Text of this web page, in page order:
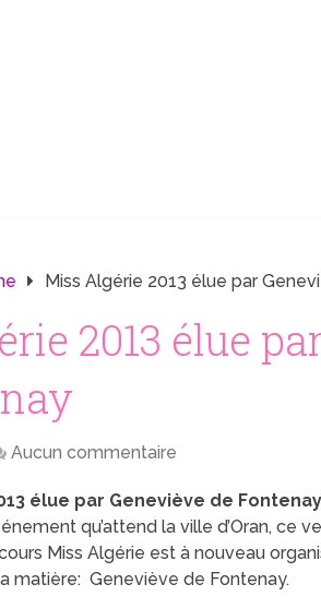
Miss Algérie 2013 élue par
2013 élue
Aucun commentaire
élue par Geneviève de
qu’attend la ville d’Oran, ce
Miss Algérie est à nouveau
matière: Geneviève de Fontenay.